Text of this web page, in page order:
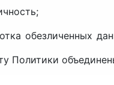
обезличенных
Политики